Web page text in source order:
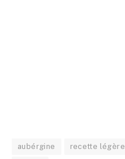
aubérgine recette légère